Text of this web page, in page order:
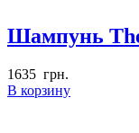
Шампунь
1635 грн.
В корзину